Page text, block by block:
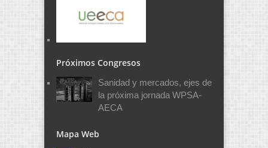
Próximos Congresos
Sanidad y mercados, ejes de
la próxima jornada WPSA-
AECA
Mapa Web